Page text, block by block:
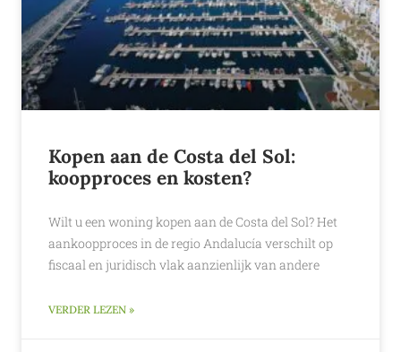
Kopen aan de Costa del Sol:
koopproces en kosten?
Wilt u een woning kopen aan de Costa del Sol? Het
aankoopproces in de regio Andalucía verschilt op
fiscaal en juridisch vlak aanzienlijk van andere
VERDER LEZEN »